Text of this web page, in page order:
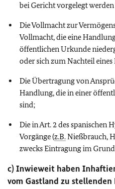
bei Gericht vorgelegt werden
Die Vollmacht zur
Vollmacht, die eine
öffentlichen Urkunde
oder sich zum Nachteil
Die Übertragung von
Handlung, die in einer
sind;
Die in Art. 2 des spanischen
Vorgänge (z.B.Nießbrauch,
zwecks Eintragung im
c) Inwieweit haben
vom Gastland zu